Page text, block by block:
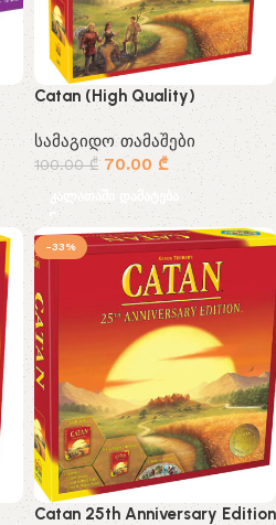
Catan (High Quality)
სამაგიდო თამაშები
100.00₾ 70.00 ₾
კალათაში დამატება
-33%
Catan 25th Anniversary Edition